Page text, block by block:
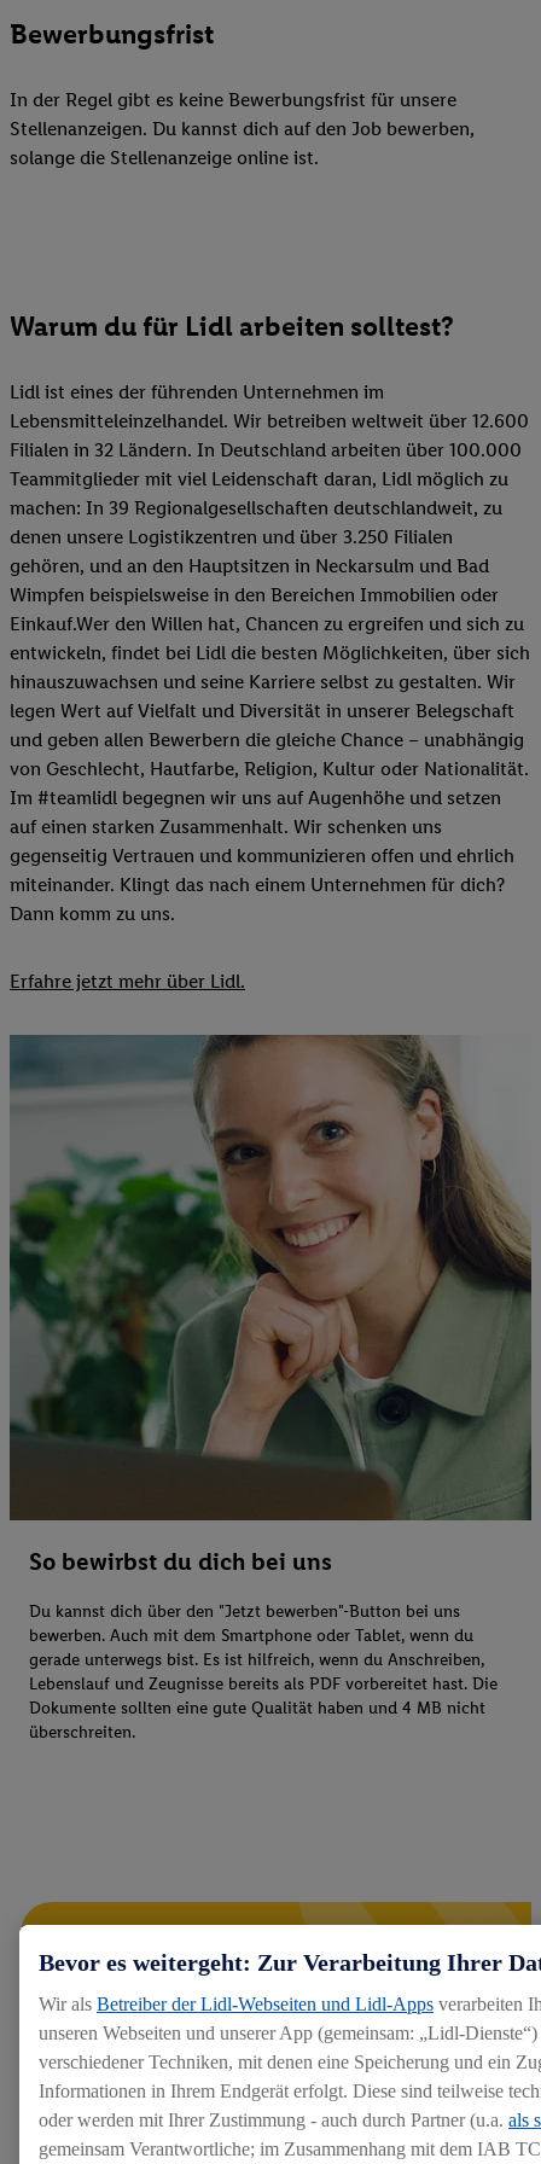
Bewerbungsfrist
In der Regel gibt es keine Bewerbungsfrist für unsere
Stellenanzeigen. Du kannst dich auf den Job bewerben,
solange die Stellenanzeige online ist.
Warum du für Lidl arbeiten solltest?
Lidl ist eines der führenden Unternehmen im
Lebensmitteleinzelhandel. Wir betreiben weltweit über 12.600
Filialen in 32 Ländern. In Deutschland arbeiten über 100.000
Teammitglieder mit viel Leidenschaft daran, Lidl möglich zu
machen: In 39 Regionalgesellschaften deutschlandweit, zu
denen unsere Logistikzentren und über 3.250 Filialen
gehören, und an den Hauptsitzen in Neckarsulm und Bad
Wimpfen beispielsweise in den Bereichen Immobilien oder
Einkauf.Wer den Willen hat, Chancen zu ergreifen und sich zu
entwickeln, findet bei Lidl die besten Möglichkeiten, über sich
hinauszuwachsen und seine Karriere selbst zu gestalten. Wir
legen Wert auf Vielfalt und Diversität in unserer Belegschaft
und geben allen Bewerbern die gleiche Chance – unabhängig
von Geschlecht, Hautfarbe, Religion, Kultur oder Nationalität.
Im #teamlidl begegnen wir uns auf Augenhöhe und setzen
auf einen starken Zusammenhalt. Wir schenken uns
gegenseitig Vertrauen und kommunizieren offen und ehrlich
miteinander. Klingt das nach einem Unternehmen für dich?
Dann komm zu uns.​
Erfahre jetzt mehr über Lidl.
So bewirbst du dich bei uns
Du kannst dich über den "Jetzt bewerben"-Button bei uns
bewerben. Auch mit dem Smartphone oder Tablet, wenn du
gerade unterwegs bist. Es ist hilfreich, wenn du Anschreiben,
Lebenslauf und Zeugnisse bereits als PDF vorbereitet hast. Die
Dokumente sollten eine gute Qualität haben und 4 MB nicht
überschreiten.
Bevor es weitergeht: Zur Verarbeitung Ihrer
Wir als Betreiber der Lidl-Webseiten und Lidl-Apps verarbeiten
unseren Webseiten und unserer App (gemeinsam: „Lidl-
verschiedener Techniken, mit denen eine Speicherung und ein
Informationen in Ihrem Endgerät erfolgt. Diese sind teilweise
oder werden mit Ihrer Zustimmung - auch durch Partner (u.a. als
gemeinsam Verantwortliche; im Zusammenhang mit dem IAB